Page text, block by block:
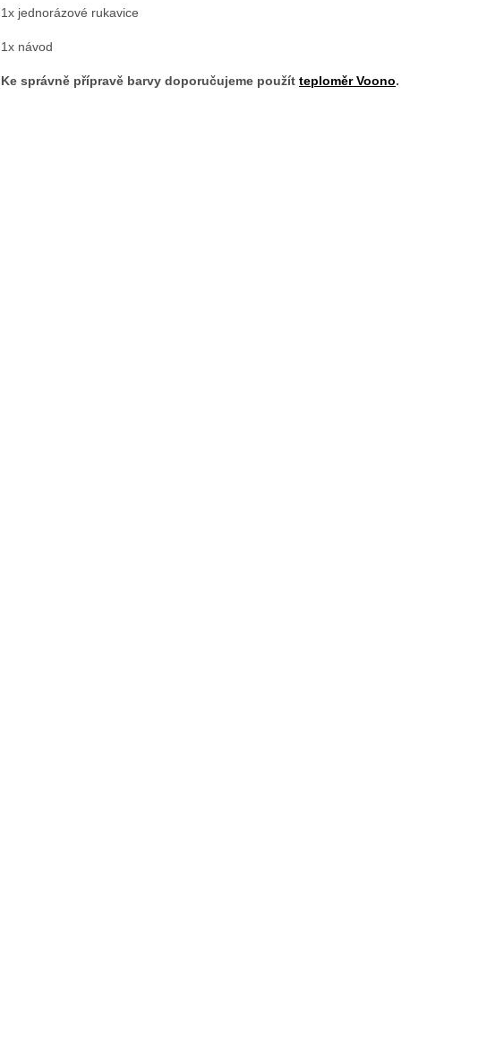
1x jednorázové rukavice
1x návod
Ke správně přípravě barvy doporučujeme použít teploměr Voono.